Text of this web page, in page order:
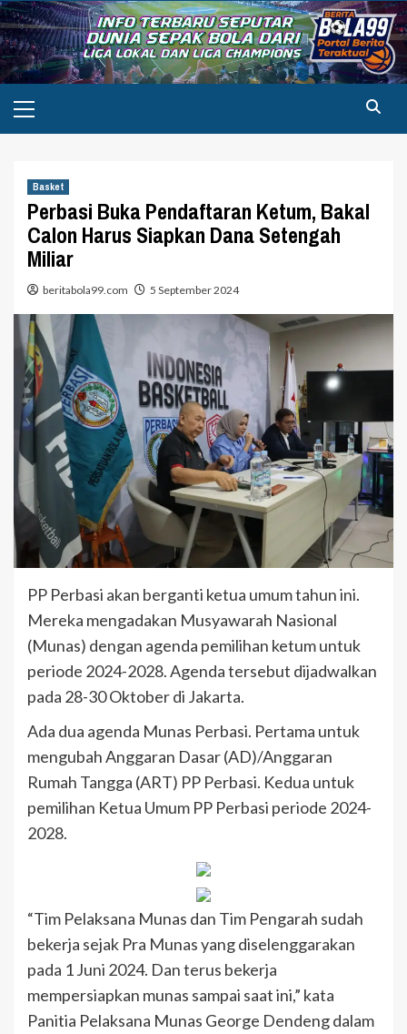
Skip
to
content
Menu
Basket
Perbasi Buka Pendaftaran Ketum, Bakal
Calon Harus Siapkan Dana Setengah
Miliar
beritabola99.com 5 September 2024
PP Perbasi akan berganti ketua umum tahun ini.
Mereka mengadakan Musyawarah Nasional
(Munas) dengan agenda pemilihan ketum untuk
periode 2024-2028. Agenda tersebut dijadwalkan
pada 28-30 Oktober di Jakarta.
Ada dua agenda Munas Perbasi. Pertama untuk
mengubah Anggaran Dasar (AD)/Anggaran
Rumah Tangga (ART) PP Perbasi. Kedua untuk
pemilihan Ketua Umum PP Perbasi periode 2024-
2028.
“Tim Pelaksana Munas dan Tim Pengarah sudah
bekerja sejak Pra Munas yang diselenggarakan
pada 1 Juni 2024. Dan terus bekerja
mempersiapkan munas sampai saat ini,” kata
Panitia Pelaksana Munas George Dendeng dalam